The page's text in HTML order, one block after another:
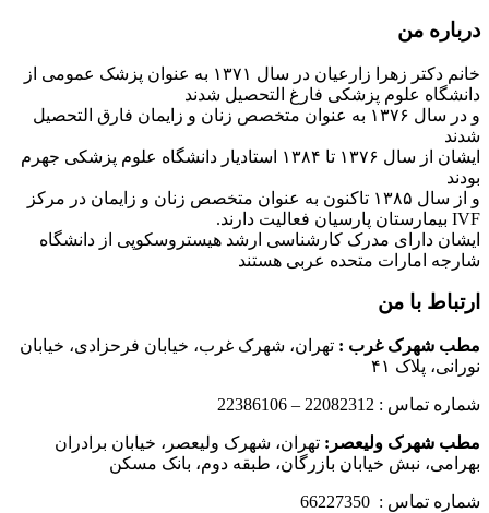
درباره من
خانم دکتر زهرا زارعیان در سال ۱۳۷۱ به عنوان پزشک عمومی از
دانشگاه علوم پزشکی فارغ التحصیل شدند
و در سال ۱۳۷۶ به عنوان متخصص زنان و زایمان فارق التحصیل
شدند
ایشان از سال ۱۳۷۶ تا ۱۳۸۴ استادیار دانشگاه علوم پزشکی جهرم
بودند
و از سال ۱۳۸۵ تاکنون به عنوان متخصص زنان و زایمان در مرکز
IVF بیمارستان پارسیان فعالیت دارند.
ایشان دارای مدرک کارشناسی ارشد هیستروسکوپی از دانشگاه
شارجه امارات متحده عربی هستند
ارتباط با من
مطب شهرک غرب : تهران، شهرک غرب، خیابان فرحزادی، خیابان
نورانی، پلاک ۴۱
شماره تماس : 22082312 – 22386106
مطب شهرک ولیعصر: تهران، شهرک ولیعصر، خیابان برادران
بهرامی، نبش خیابان بازرگان، طبقه دوم، بانک مسکن
شماره تماس : 66227350